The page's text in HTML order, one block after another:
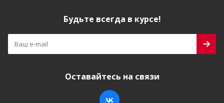
Будьте всегда в курсе!
Оставайтесь на связи